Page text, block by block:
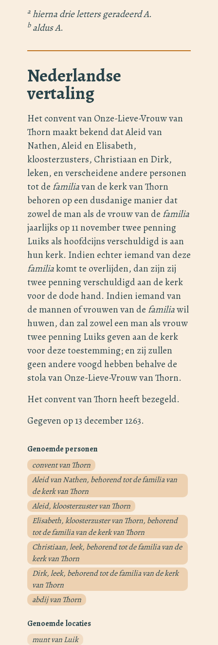
a hierna drie letters geradeerd A.
b aldus A.
Nederlandse
vertaling
Het convent van Onze-Lieve-Vrouw van
Thorn maakt bekend dat Aleid van
Nathen, Aleid en Elisabeth,
kloosterzusters, Christiaan en Dirk,
leken, en verscheidene andere personen
tot de familiavan de kerk van Thorn
behoren op een dusdanige manier dat
zowel de man als de vrouw van de familia
jaarlijks op 11 november twee penning
Luiks als hoofdcijns verschuldigd is aan
hun kerk. Indien echter iemand van deze
familiakomt te overlijden, dan zijn zij
twee penning verschuldigd aan de kerk
voor de dode hand. Indien iemand van
de mannen of vrouwen van de familiawil
huwen, dan zal zowel een man als vrouw
twee penning Luiks geven aan de kerk
voor deze toestemming; en zij zullen
geen andere voogd hebben behalve de
stola van Onze-Lieve-Vrouw van Thorn.
Het convent van Thorn heeft bezegeld.
Gegeven op 13 december 1263.
Genoemde personen
convent van Thorn
Aleid van Nathen, behorend tot de familia van
de kerk van Thorn
Aleid, kloosterzuster van Thorn
Elisabeth, kloosterzuster van Thorn, behorend
tot de familia van de kerk van Thorn
Christiaan, leek, behorend tot de familia van de
kerk van Thorn
Dirk, leek, behorend tot de familia van de kerk
van Thorn
abdij van Thorn
Genoemde locaties
munt van Luik